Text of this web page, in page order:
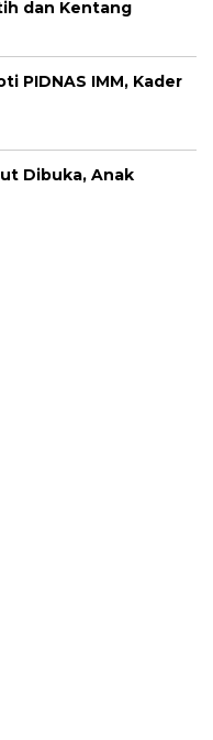
dan Kentang
PIDNAS IMM, Kader
Dibuka, Anak